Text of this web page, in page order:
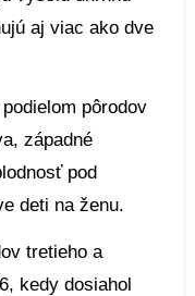
aj viac ako dve
pôrodov
západné
pod
deti na ženu.
tretieho a
kedy dosiahol